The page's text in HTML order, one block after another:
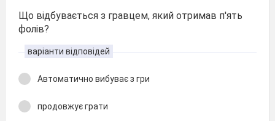
Що відбувається з гравцем, який отримав п'ять
фолів?
варіанти відповідей
Автоматично вибуває з гри
продовжує грати